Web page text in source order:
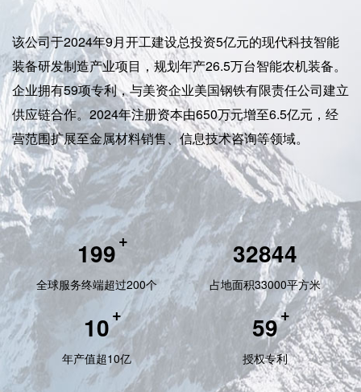
该公司于2024年9月开工建设总投资5亿元的现代科技智能
装备研发制造产业项目，规划年产26.5万台智能农机装备。
企业拥有59项专利，与美资企业美国钢铁有限责任公司建立
供应链合作。2024年注册资本由650万元增至6.5亿元，经
营范围扩展至金属材料销售、信息技术咨询等领域。
200+
全球服务终端超过200个
32941
占地面积33000平方米
10+
年产值超10亿
59+
授权专利